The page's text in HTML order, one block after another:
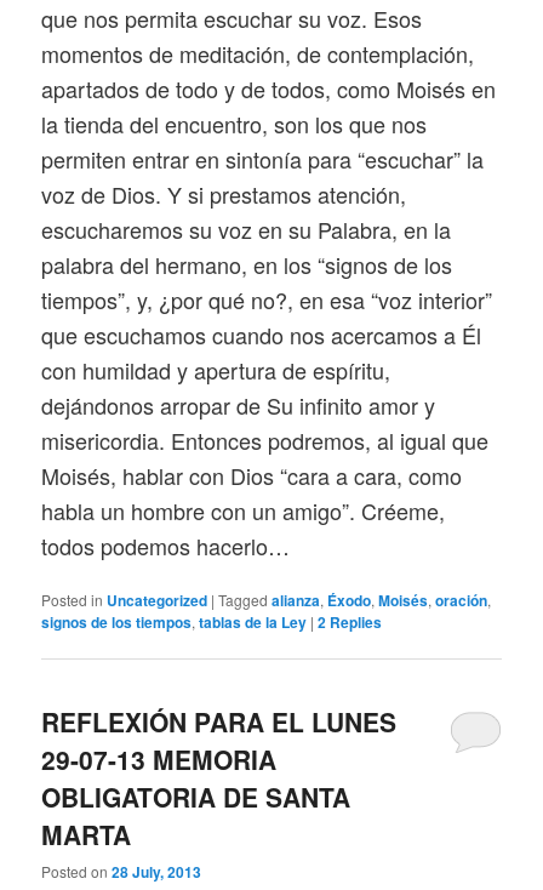
que nos permita escuchar su voz. Esos
momentos de meditación, de contemplación,
apartados de todo y de todos, como Moisés en
la tienda del encuentro, son los que nos
permiten entrar en sintonía para “escuchar” la
voz de Dios. Y si prestamos atención,
escucharemos su voz en su Palabra, en la
palabra del hermano, en los “signos de los
tiempos”, y, ¿por qué no?, en esa “voz interior”
que escuchamos cuando nos acercamos a Él
con humildad y apertura de espíritu,
dejándonos arropar de Su infinito amor y
misericordia. Entonces podremos, al igual que
Moisés, hablar con Dios “cara a cara, como
habla un hombre con un amigo”. Créeme,
todos podemos hacerlo…
Posted in Uncategorized |Tagged alianza, Éxodo,Moisés,oración,
signos de los tiempos,tablas de la Ley |2 Replies
REFLEXIÓN PARA EL LUNES
29-07-13 MEMORIA
OBLIGATORIA DE SANTA
MARTA
Posted on28 July, 2013